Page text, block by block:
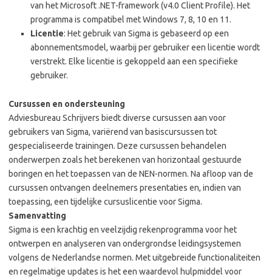
van het Microsoft .NET-framework (v4.0 Client Profile). Het
programma is compatibel met Windows 7, 8, 10 en 11.
Licentie: Het gebruik van Sigma is gebaseerd op een
abonnementsmodel, waarbij per gebruiker een licentie wordt
verstrekt. Elke licentie is gekoppeld aan een specifieke
gebruiker.
Cursussen en ondersteuning
Adviesbureau Schrijvers biedt diverse cursussen aan voor
gebruikers van Sigma, variërend van basiscursussen tot
gespecialiseerde trainingen. Deze cursussen behandelen
onderwerpen zoals het berekenen van horizontaal gestuurde
boringen en het toepassen van de NEN-normen. Na afloop van de
cursussen ontvangen deelnemers presentaties en, indien van
toepassing, een tijdelijke cursuslicentie voor Sigma.
Samenvatting
Sigma is een krachtig en veelzijdig rekenprogramma voor het
ontwerpen en analyseren van ondergrondse leidingsystemen
volgens de Nederlandse normen. Met uitgebreide functionaliteiten
en regelmatige updates is het een waardevol hulpmiddel voor